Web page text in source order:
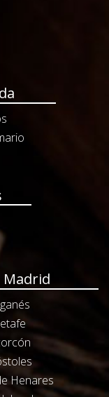
Henares